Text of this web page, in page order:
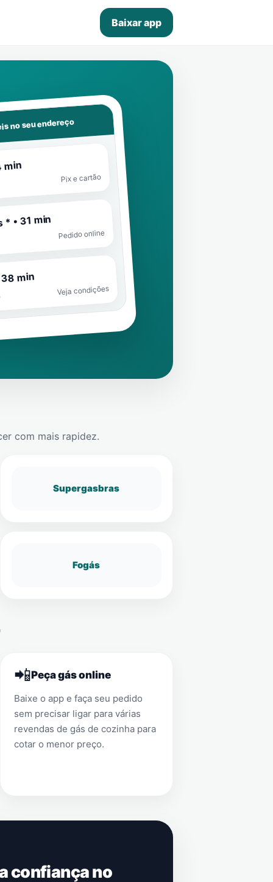
Baixar app
no seu endereço
min
Pix e cartão
• 31 min
Pedido online
min
Veja condições
com mais rapidez.
Supergasbras
Fogás
📲Peça gás online
Baixe o app e faça seu pedido
sem precisar ligar para várias
revendas de gás de cozinha para
cotar o menor preço.
confiança no